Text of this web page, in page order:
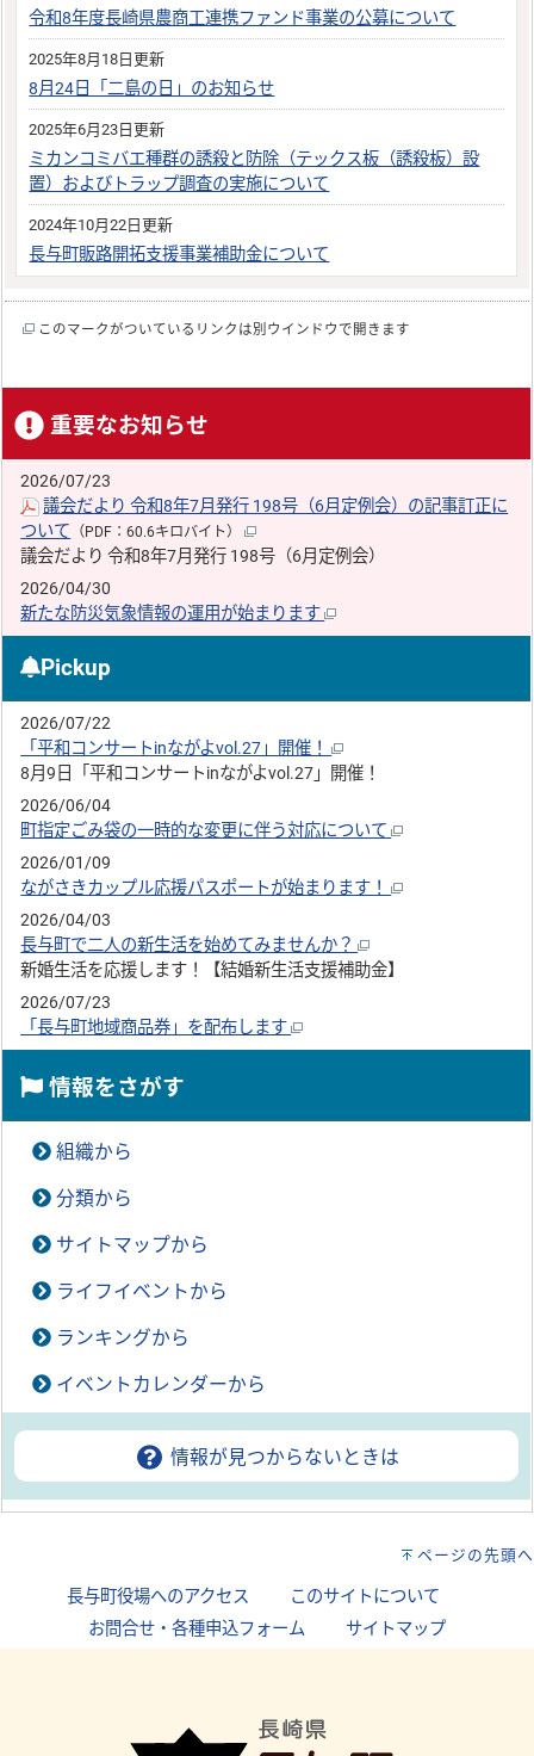
令和8年度長崎県農商工連携ファンド事業の公募について
2025年8月18日更新
8月24日「二島の日」のお知らせ
2025年6月23日更新
ミカンコミバエ種群の誘殺と防除（テックス板（誘殺板）設
置）およびトラップ調査の実施について
2024年10月22日更新
長与町販路開拓支援事業補助金について
このマークがついているリンクは別ウインドウで開きます
重要なお知らせ
2026/07/23
議会だより 令和8年7月発行 198号（6月定例会）の記事訂正に
ついて （PDF：60.6キロバイト）
議会だより 令和8年7月発行 198号（6月定例会）
2026/04/30
新たな防災気象情報の運用が始まります
Pickup
2026/07/22
「平和コンサートinながよvol.27」開催！
8月9日「平和コンサートinながよvol.27」開催！
2026/06/04
町指定ごみ袋の一時的な変更に伴う対応について
2026/01/09
ながさきカップル応援パスポートが始まります！
2026/04/03
長与町で二人の新生活を始めてみませんか？
新婚生活を応援します！【結婚新生活支援補助金】
2026/07/23
「長与町地域商品券」を配布します
情報をさがす
組織から
分類から
サイトマップから
ライフイベントから
ランキングから
イベントカレンダーから
情報が見つからないときは
ページの先頭へ
長与町役場へのアクセス このサイトについて
お問合せ・各種申込フォーム
サイトマップ